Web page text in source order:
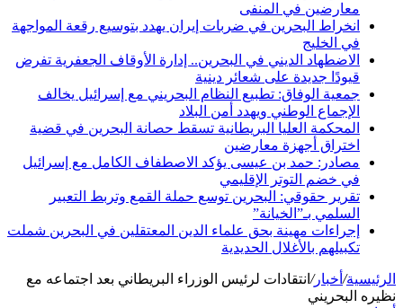
معارضين في المنفى
انخراط البحرين في ضربات إيران يهدد بتوسيع رقعة المواجهة
في الخليج
الاضطهاد الديني في البحرين.. إدارة الأوقاف الجعفرية تفرض
قيودًا جديدة على شعائر دينية
جمعية الوفاق: تطبيع النظام البحريني مع إسرائيل يخالف
الإجماع الوطني ويهدد أمن البلاد
المحكمة العليا البريطانية تسقط حصانة البحرين في قضية
اختراق أجهزة معارضين
مصادر: حمد بن عيسى يؤكد الاصطفاف الكامل مع إسرائيل
في خضم التوتر الإقليمي
تقرير حقوقي: البحرين توسع حملة القمع وتربط التعبير
السلمي بـ”الخيانة”
إجراءات مهينة بحق علماء الدين المعتقلين في البحرين شملت
تكبيلهم بالأغلال الحديدية
الرئيسية/ أخبار/ انتقادات لرئيس الوزراء البريطاني بعد اجتماعه مع
نظيره البحريني